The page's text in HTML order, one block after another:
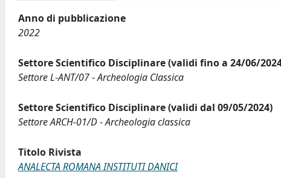
Anno di pubblicazione
2022
Settore Scientifico Disciplinare (validi fino a 24/06/
Settore L-ANT/07 - Archeologia Classica
Settore Scientifico Disciplinare (validi dal 09/05/2024)
Settore ARCH-01/D - Archeologia classica
Titolo Rivista
ANALECTA ROMANA INSTITUTI DANICI